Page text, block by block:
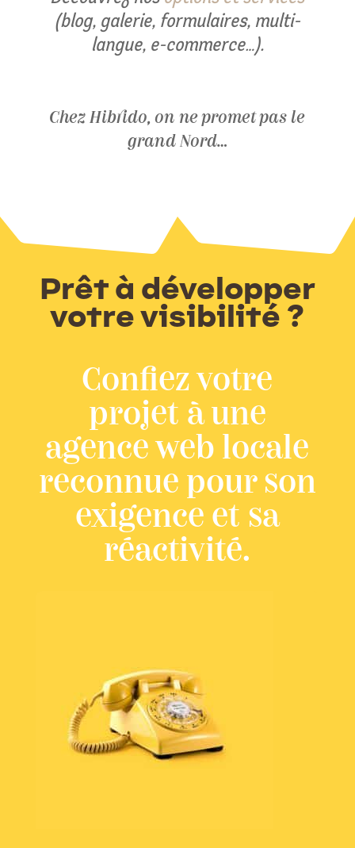
(blog, galerie, formulaires, multi-
langue, e-commerce…).
Chez Hibrido, on ne promet pas le
grand Nord…
Prêt à développer
votre visibilité ?
Confiez votre
projet à une
agence web locale
reconnue pour son
exigence et sa
réactivité.